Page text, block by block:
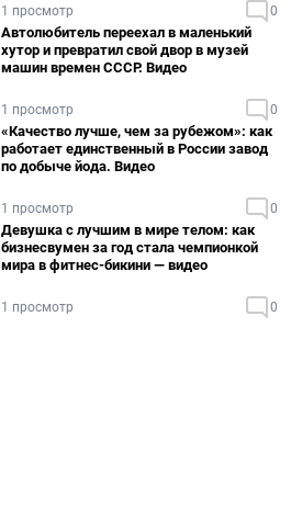
1 просмотр 0
Автолюбитель переехал в маленький
хутор и превратил свой двор в музей
машин времен СССР. Видео
1 просмотр 0
«Качество лучше, чем за рубежом»: как
работает единственный в России завод
по добыче йода. Видео
1 просмотр 0
Девушка с лучшим в мире телом: как
бизнесвумен за год стала чемпионкой
мира в фитнес-бикини — видео
1 просмотр 0